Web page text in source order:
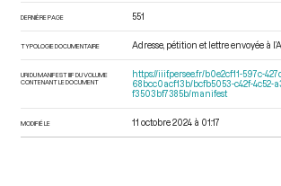
DERNIÈRE PAGE 551
TYPOLOGIE DOCUMENTAIRE Adresse, pétition et lettre envoyée à
URI DU MANIFEST IIIF DU VOLUME
CONTENANT LE DOCUMENT
https://iiif.persee.fr/b0e2cf11-597c-
68bcc0acf13b/bcfb5053-c42f-4c52-
f3503bf7385b/manifest
MODIFIÉ LE 11 octobre 2024 à 01:17